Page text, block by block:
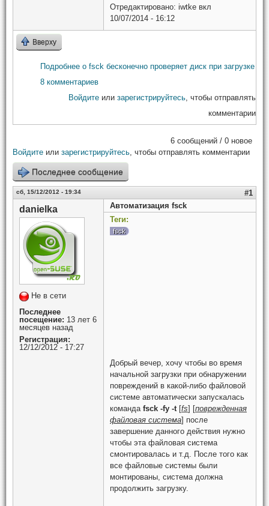
Отредактировано: iwtke вкл
10/07/2014 - 16:12
Вверху
Подробнее о fsck бесконечно проверяет диск при загрузке
8 комментариев
Войдите или зарегистрируйтесь , чтобы отправлять
комментарии
6 сообщений / 0 новое
Войдите или зарегистрируйтесь , чтобы отправлять комментарии
Последнее сообщение
сб, 15/12/2012 - 19:34 #1
danielka
Не в сети
Последнее
посещение: 13 лет 6
месяцев назад
Регистрация:
12/12/2012 - 17:27
Автоматизация fsck
Теги:
fsck
Добрый вечер, хочу чтобы во время
начальной загрузки при обнаружении
повреждений в какой-либо файловой
системе автоматически запускалась
команда fsck -fy -t [fs] [поврежденная
файловая система] после
завершение данного действия нужно
чтобы эта файловая система
смонтировалась и т.д. После того как
все файловые системы были
монтированы, система должна
продолжить загрузку.